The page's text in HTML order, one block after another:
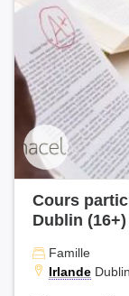
Cours
Dublin (16+)
Famille
Irlande Dublin